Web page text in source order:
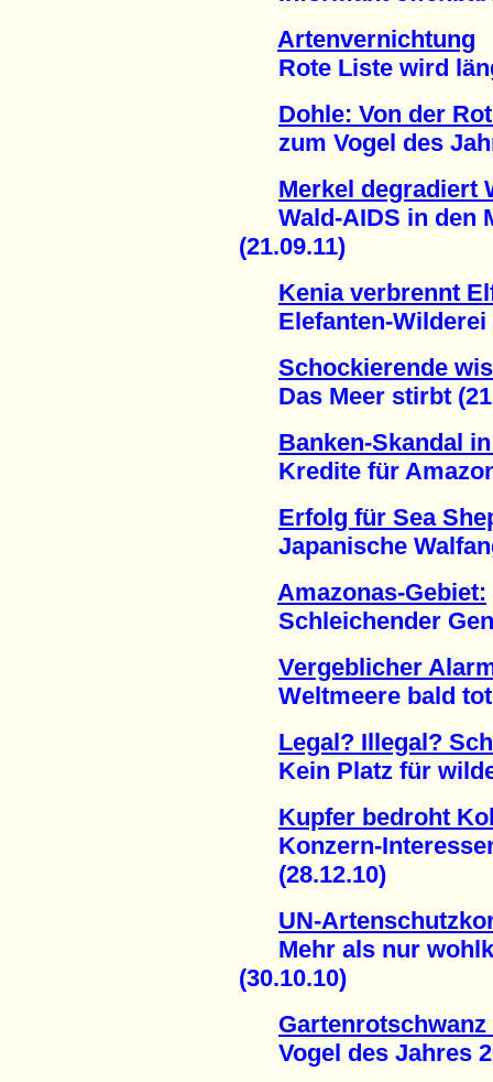
Artenvernichtung
Rote Liste wird
Dohle: Von der
zum Vogel des
Merkel degradiert
Wald-AIDS in den
(21.09.11)
Kenia verbrennt
Elefanten-Wilderei
Schockierende
Das Meer stirbt
Banken-Skandal
Kredite für
Erfolg für Sea
Japanische
Amazonas-Gebiet:
Schleichender
Vergeblicher
Weltmeere bald
Legal? Illegal?
Kein Platz für wilde
Kupfer bedroht
Konzern-
(28.12.10)
UN-
Mehr als nur
(30.10.10)
Vogel des Jahres